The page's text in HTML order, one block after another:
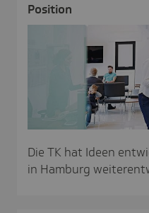
Posi­tion
Die TK hat Ideen
in Hamburg